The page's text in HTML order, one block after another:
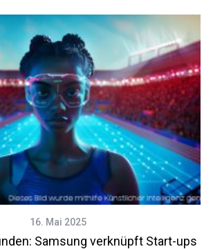
16. Mai 2025
Samsung verknüpft Start-ups